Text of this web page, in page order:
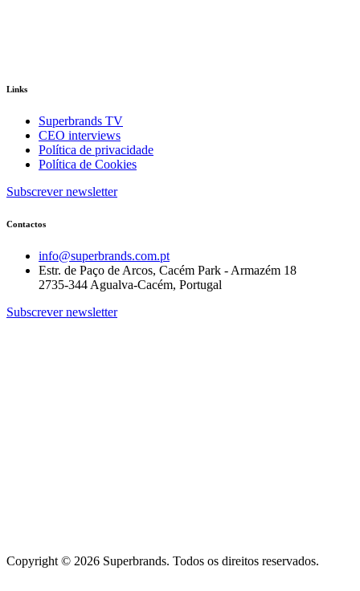
Links
Superbrands TV
CEO interviews
Política de privacidade
Política de Cookies
Subscrever newsletter
Contactos
info@superbrands.com.pt
Estr. de Paço de Arcos, Cacém Park - Armazém 18
2735-344 Agualva-Cacém, Portugal
Subscrever newsletter
Copyright © 2026 Superbrands. Todos os direitos reservados.